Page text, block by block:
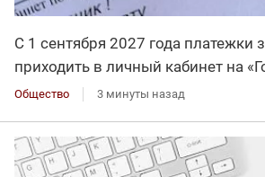
С 1 сентября 2027 года платежки
приходить в личный кабинет на
Общество 3 минуты назад